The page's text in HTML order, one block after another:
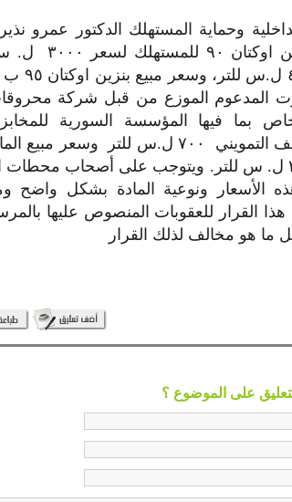
وحماية المستهلك الدكتور عمرو
سعر مبيع
المدعوم الموزع من قبل شركة
بما فيها المؤسسة السورية
المخصصة لانتاج الرغيف التمويني ٧٠٠ ل.س
من منشأ محلي ٣٠٠٠ ل. س للتر. ويتوجب على أصحاب
هذه الأسعار ونوعية المادة بشكل